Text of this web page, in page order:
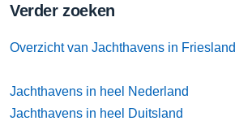
Verder zoeken
Overzicht van Jachthavens in Friesland
Jachthavens in heel Nederland
Jachthavens in heel Duitsland